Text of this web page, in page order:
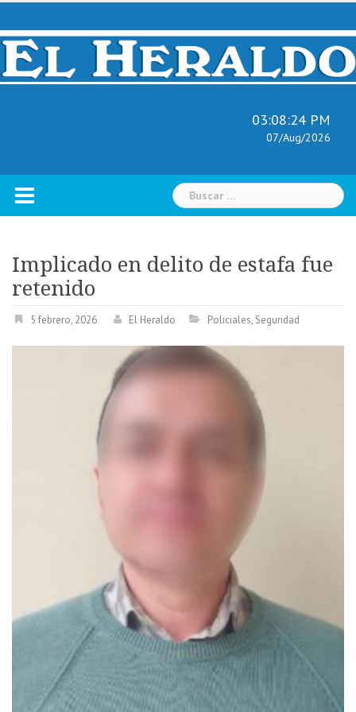
Skip
content
03:08:25 PM
07/Aug/2026
Buscar:
Implicado en delito de estafa fue
retenido
5 febrero, 2026 El Heraldo Policiales, Seguridad